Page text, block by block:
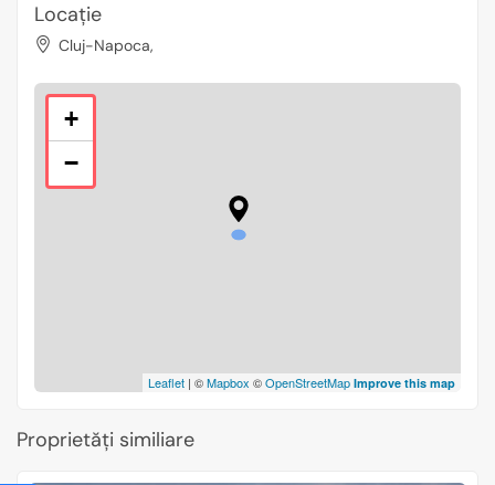
Locație
Cluj-Napoca,
+
−
Leaflet | ©Mapbox ©OpenStreetMap Improve this map
Proprietăți similiare